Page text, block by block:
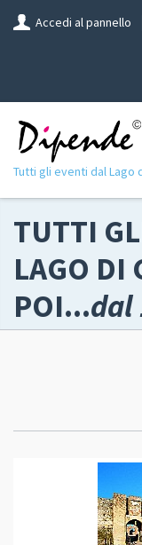
Accedi al pannello
Tutti gli eventi dal Lago
TUTTI
LAGO DI
POI...dal